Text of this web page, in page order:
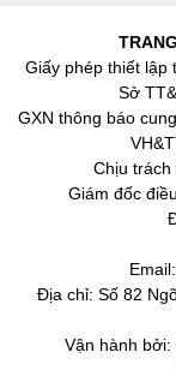
Giấy phép thiết
Sở
GXN thông báo
Chịu trách
Giám đốc
Địa chỉ: Số 82
Vận hành bởi: